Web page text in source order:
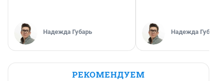
Надежда Губарь Надежда
РЕКОМЕНДУЕМ